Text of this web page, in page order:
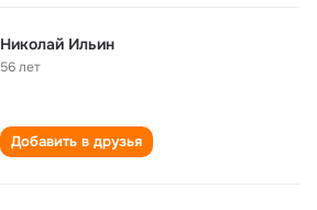
Николай Ильин
56 лет
Добавить в друзья